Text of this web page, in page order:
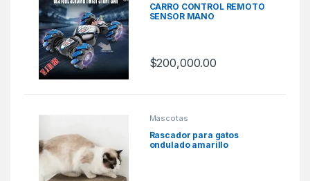
CARRO CONTROL REMOTO
SENSOR MANO
$200,000.00
Mascotas
Rascador para gatos
ondulado amarillo